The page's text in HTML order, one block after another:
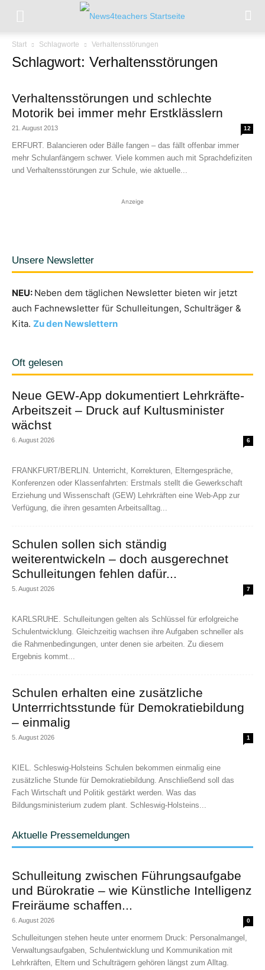
Start Schlagworte Verhaltensstörungen
Schlagwort: Verhaltensstörungen
Verhaltensstörungen und schlechte
Motorik bei immer mehr Erstklässlern
21. August 2013 12
ERFURT. Balancieren oder Bälle fangen – das fällt offenbar immer
mehr Schulanfängern schwer. Viele kommen auch mit Sprachdefiziten
und Verhaltensstörungen zur Schule, wie aktuelle...
Anzeige
Unsere Newsletter
NEU: Neben dem täglichen Newsletter bieten wir jetzt
auch Fachnewsletter für Schulleitungen, Schulträger &
Kita. Zu den Newslettern
Oft gelesen
Neue GEW-App dokumentiert Lehrkräfte-
Arbeitszeit – Druck auf Kultusminister
wächst
6. August 2026 6
FRANKFURT/BERLIN. Unterricht, Korrekturen, Elterngespräche,
Konferenzen oder Klassenfahrten: Erstmals stellt die Gewerkschaft
Erziehung und Wissenschaft (GEW) Lehrkräften eine Web-App zur
Verfügung, die ihren gesamten Arbeitsalltag...
Schulen sollen sich ständig
weiterentwickeln – doch ausgerechnet
Schulleitungen fehlen dafür...
5. August 2026 7
KARLSRUHE. Schulleitungen gelten als Schlüssel für erfolgreiche
Schulentwicklung. Gleichzeitig wachsen ihre Aufgaben schneller als
die Rahmenbedingungen, unter denen sie arbeiten. Zu diesem
Ergebnis kommt...
Schulen erhalten eine zusätzliche
Unterrrichtsstunde für Demokratiebildung
– einmalig
5. August 2026 1
KIEL. Schleswig-Holsteins Schulen bekommen einmalig eine
zusätzliche Stunde für Demokratiebildung. Anschließend soll das
Fach Wirtschaft und Politik gestärkt werden. Was das
Bildungsministerium zudem plant. Schleswig-Holsteins...
Aktuelle Pressemeldungen
Schulleitung zwischen Führungsaufgabe
und Bürokratie – wie Künstliche Intelligenz
Freiräume schaffen...
6. August 2026 0
Schulleitungen stehen heute unter enormem Druck: Personalmangel,
Verwaltungsaufgaben, Schulentwicklung und Kommunikation mit
Lehrkräften, Eltern und Schulträgern gehören längst zum Alltag.